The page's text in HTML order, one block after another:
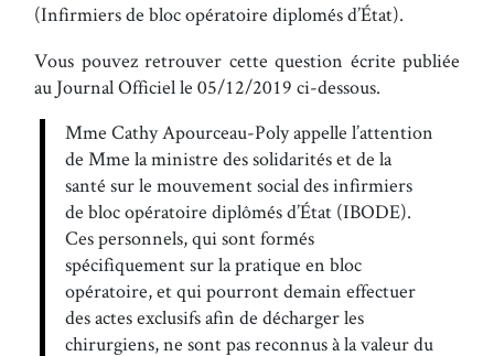
(Infirmiers de bloc opératoire diplomés d’État).
Vous pouvez retrouver cette question écrite publiée
au Journal Officiel le 05/12/2019 ci-dessous.
Mme Cathy Apourceau-Poly appelle l’attention
de Mme la ministre des solidarités et de la
santé sur le mouvement social des infirmiers
de bloc opératoire diplômés d’État (IBODE).
Ces personnels, qui sont formés
spécifiquement sur la pratique en bloc
opératoire, et qui pourront demain effectuer
des actes exclusifs afin de décharger les
chirurgiens, ne sont pas reconnus à la valeur du